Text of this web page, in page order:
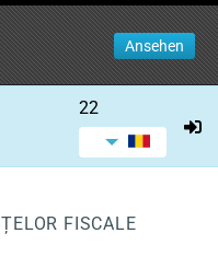
Ansehen
22
FISCALE